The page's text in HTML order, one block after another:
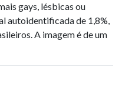
gays, lésbicas ou
autoidentificada de 1,8%,
A imagem é de um